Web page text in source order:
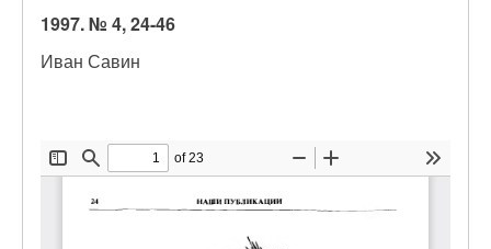
1997. № 4, 24-46
Иван Савин